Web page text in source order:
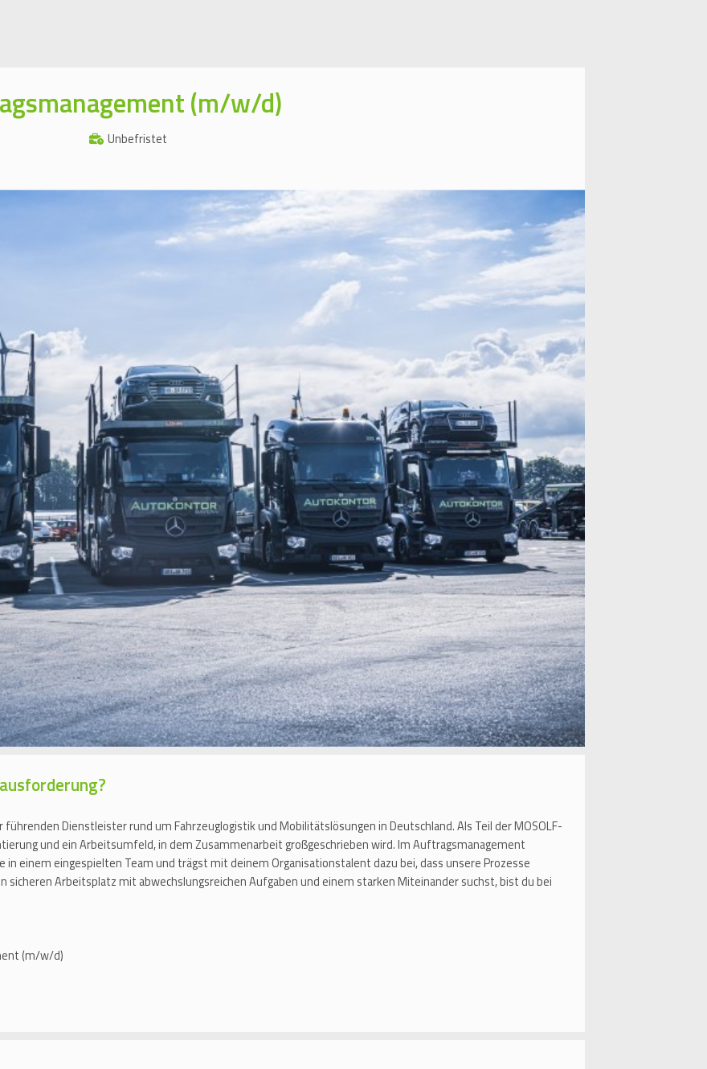
(m/w/d)
Unbefristet
führenden Dienstleister rund um Fahrzeuglogistik und Mobilitätslösungen in Deutschland. Als Teil der MOSOLF-
und ein Arbeitsumfeld, in dem Zusammenarbeit großgeschrieben wird. Im Auftragsmanagement
einem eingespielten Team und trägst mit deinem Organisationstalent dazu bei, dass unsere Prozesse
sicheren Arbeitsplatz mit abwechslungsreichen Aufgaben und einem starken Miteinander suchst, bist du bei
(m/w/d)